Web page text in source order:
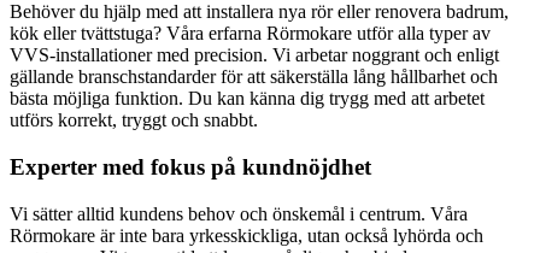
Behöver du hjälp med att installera nya rör eller renovera badrum,
kök eller tvättstuga? Våra erfarna Rörmokare utför alla typer av
VVS-installationer med precision. Vi arbetar noggrant och enligt
gällande branschstandarder för att säkerställa lång hållbarhet och
bästa möjliga funktion. Du kan känna dig trygg med att arbetet
utförs korrekt, tryggt och snabbt.
Experter med fokus på kundnöjdhet
Vi sätter alltid kundens behov och önskemål i centrum. Våra
Rörmokare är inte bara yrkesskickliga, utan också lyhörda och